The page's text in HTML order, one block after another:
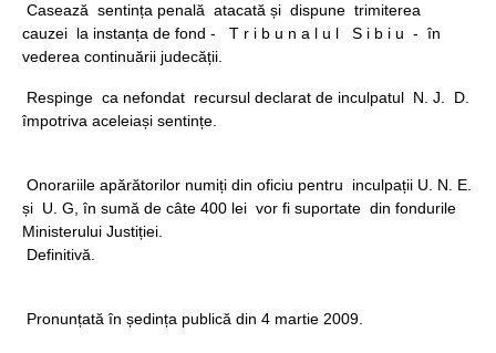
Casează sentința penală atacată și dispune trimiterea
cauzei la instanța de fond - T r i b u n a l u l S i b i u - în
vederea continuării judecății.
Respinge ca nefondat recursul declarat de inculpatul N. J. D.
împotriva aceleiași sentințe.
Onorariile apărătorilor numiți din oficiu pentru inculpații U. N. E.
și U. G, în sumă de câte 400 lei vor fi suportate din fondurile
Ministerului Justiției.
Definitivă.
Pronunțată în ședința publică din 4 martie 2009.